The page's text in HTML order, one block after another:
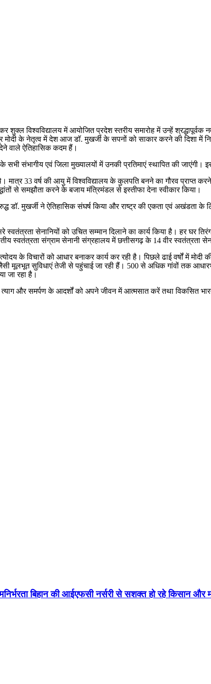
विश्वविद्यालय में आयोजित प्रदेश स्तरीय समारोह में उन्हें श्रद्धापूर्वक
के नेतृत्व में देश आज डॉ. मुखर्जी के सपनों को साकार करने की दिशा में
वाले ऐतिहासिक कदम हैं।
सभी संभागीय एवं जिला मुख्यालयों में उनकी प्रतिमाएं स्थापित की
मात्र 33 वर्ष की आयु में विश्वविद्यालय के कुलपति बनने का गौरव प्राप्त
से समझौता करने के बजाय मंत्रिमंडल से इस्तीफा देना स्वीकार किया।
डॉ. मुखर्जी ने ऐतिहासिक संघर्ष किया और राष्ट्र की एकता एवं अखंडता
सेनानियों को उचित सम्मान दिलाने का कार्य किया है। हर घर
स्वतंत्रता संग्राम सेनानी संग्रहालय में छत्तीसगढ़ के 14 वीर स्वतंत्रता
के विचारों को आधार बनाकर कार्य कर रही है। पिछले ढाई वर्षों में
मूलभूत सुविधाएं तेजी से पहुंचाई जा रही हैं। 500 से अधिक गांवों तक
जा रहा है।
और समर्पण के आदर्शों को अपने जीवन में आत्मसात करें तथा विकसित
बिहान की आईएफसी नर्सरी से सशक्त हो रहे किसान और